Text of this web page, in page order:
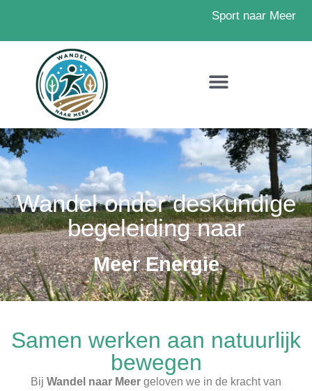
Sport naar Meer
Wandel onder deskundige
begeleiding naar
Meer Energie
Samen werken aan natuurlijk
bewegen
Bij Wandel naar Meer geloven we in de kracht van